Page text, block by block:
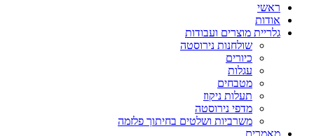
ראשי
אודות
גלריית מוצרים ועבודות
שולחנות נירוסטה
כיורים
עגלות
מטבחים
תעלות ניקוז
מדפי נירוסטה
משרביות ושלטים בחיתוך פלזמה
מאמרים